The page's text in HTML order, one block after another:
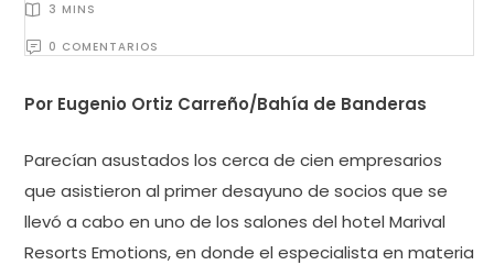
3 MINS
0 COMENTARIOS
Por Eugenio Ortiz Carreño/Bahía de Banderas
Parecían asustados los cerca de cien empresarios
que asistieron al primer desayuno de socios que se
llevó a cabo en uno de los salones del hotel Marival
Resorts Emotions, en donde el especialista en materia